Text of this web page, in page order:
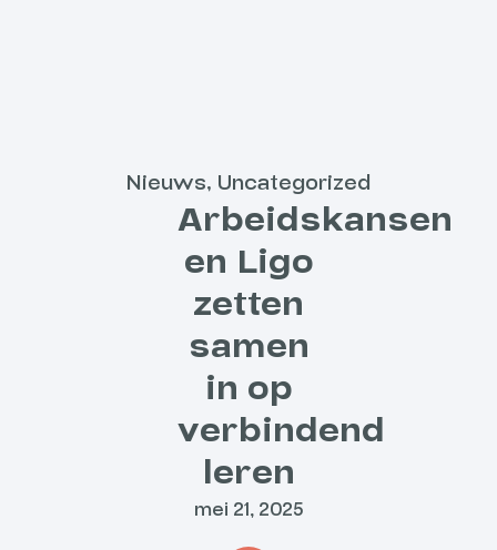
Nieuws, Uncategorized
Arbeidskansen
en Ligo
zetten
samen
in op
verbindend
leren
mei 21, 2025